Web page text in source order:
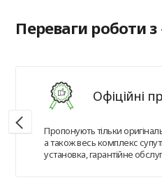
Переваги роботи
Офіційні
Пропонують тільки
а також весь комплекс
установка, гарантійне